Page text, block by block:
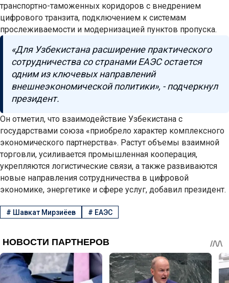
транспортно-таможенных коридоров с внедрением
цифрового транзита, подключением к системам
прослеживаемости и модернизацией пунктов пропуска.
«Для Узбекистана расширение практического
сотрудничества со странами ЕАЭС остается
одним из ключевых направлений
внешнеэкономической политики», - подчеркнул
президент.
Он отметил, что взаимодействие Узбекистана с
государствами союза «приобрело характер комплексного
экономического партнерства». Растут объемы взаимной
торговли, усиливается промышленная кооперация,
укрепляются логистические связи, а также развиваются
новые направления сотрудничества в цифровой
экономике, энергетике и сфере услуг, добавил президент.
# Шавкат Мирзиёев # ЕАЭС